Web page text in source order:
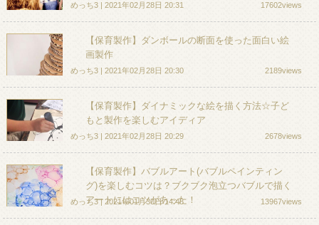
めっち3 | 2021年02月28日 20:31 17602views
【保育製作】ダンボールの断面を使った面白い絵
画製作
めっち3 | 2021年02月28日 20:30 2189views
【保育製作】ダイナミックな絵を描く方法☆子ど
もと製作を楽しむアイディア
めっち3 | 2021年02月28日 20:29 2678views
【保育製作】バブルアート(バブルペインティン
グ)を楽しむコツは？ブクブク泡立つバブルで描く
アートにはコツがあった！
めっち3 | 2021年01月30日 14:48 13967views